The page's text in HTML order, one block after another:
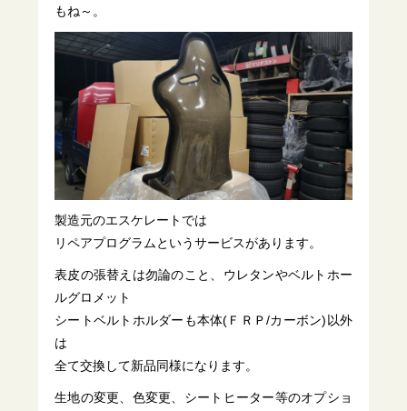
もね～。
製造元のエスケレートでは
リペアプログラムというサービスがあります。
表皮の張替えは勿論のこと、ウレタンやベルトホー
ルグロメット
シートベルトホルダーも本体(ＦＲＰ/カーボン)以外
は
全て交換して新品同様になります。
生地の変更、色変更、シートヒーター等のオプショ